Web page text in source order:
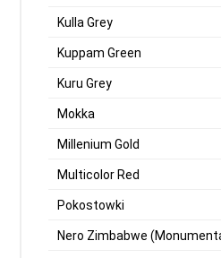
Kulla Grey
Kuppam Green
Kuru Grey
Mokka
Millenium Gold
Multicolor Red
Pokostowki
Nero Zimbabwe